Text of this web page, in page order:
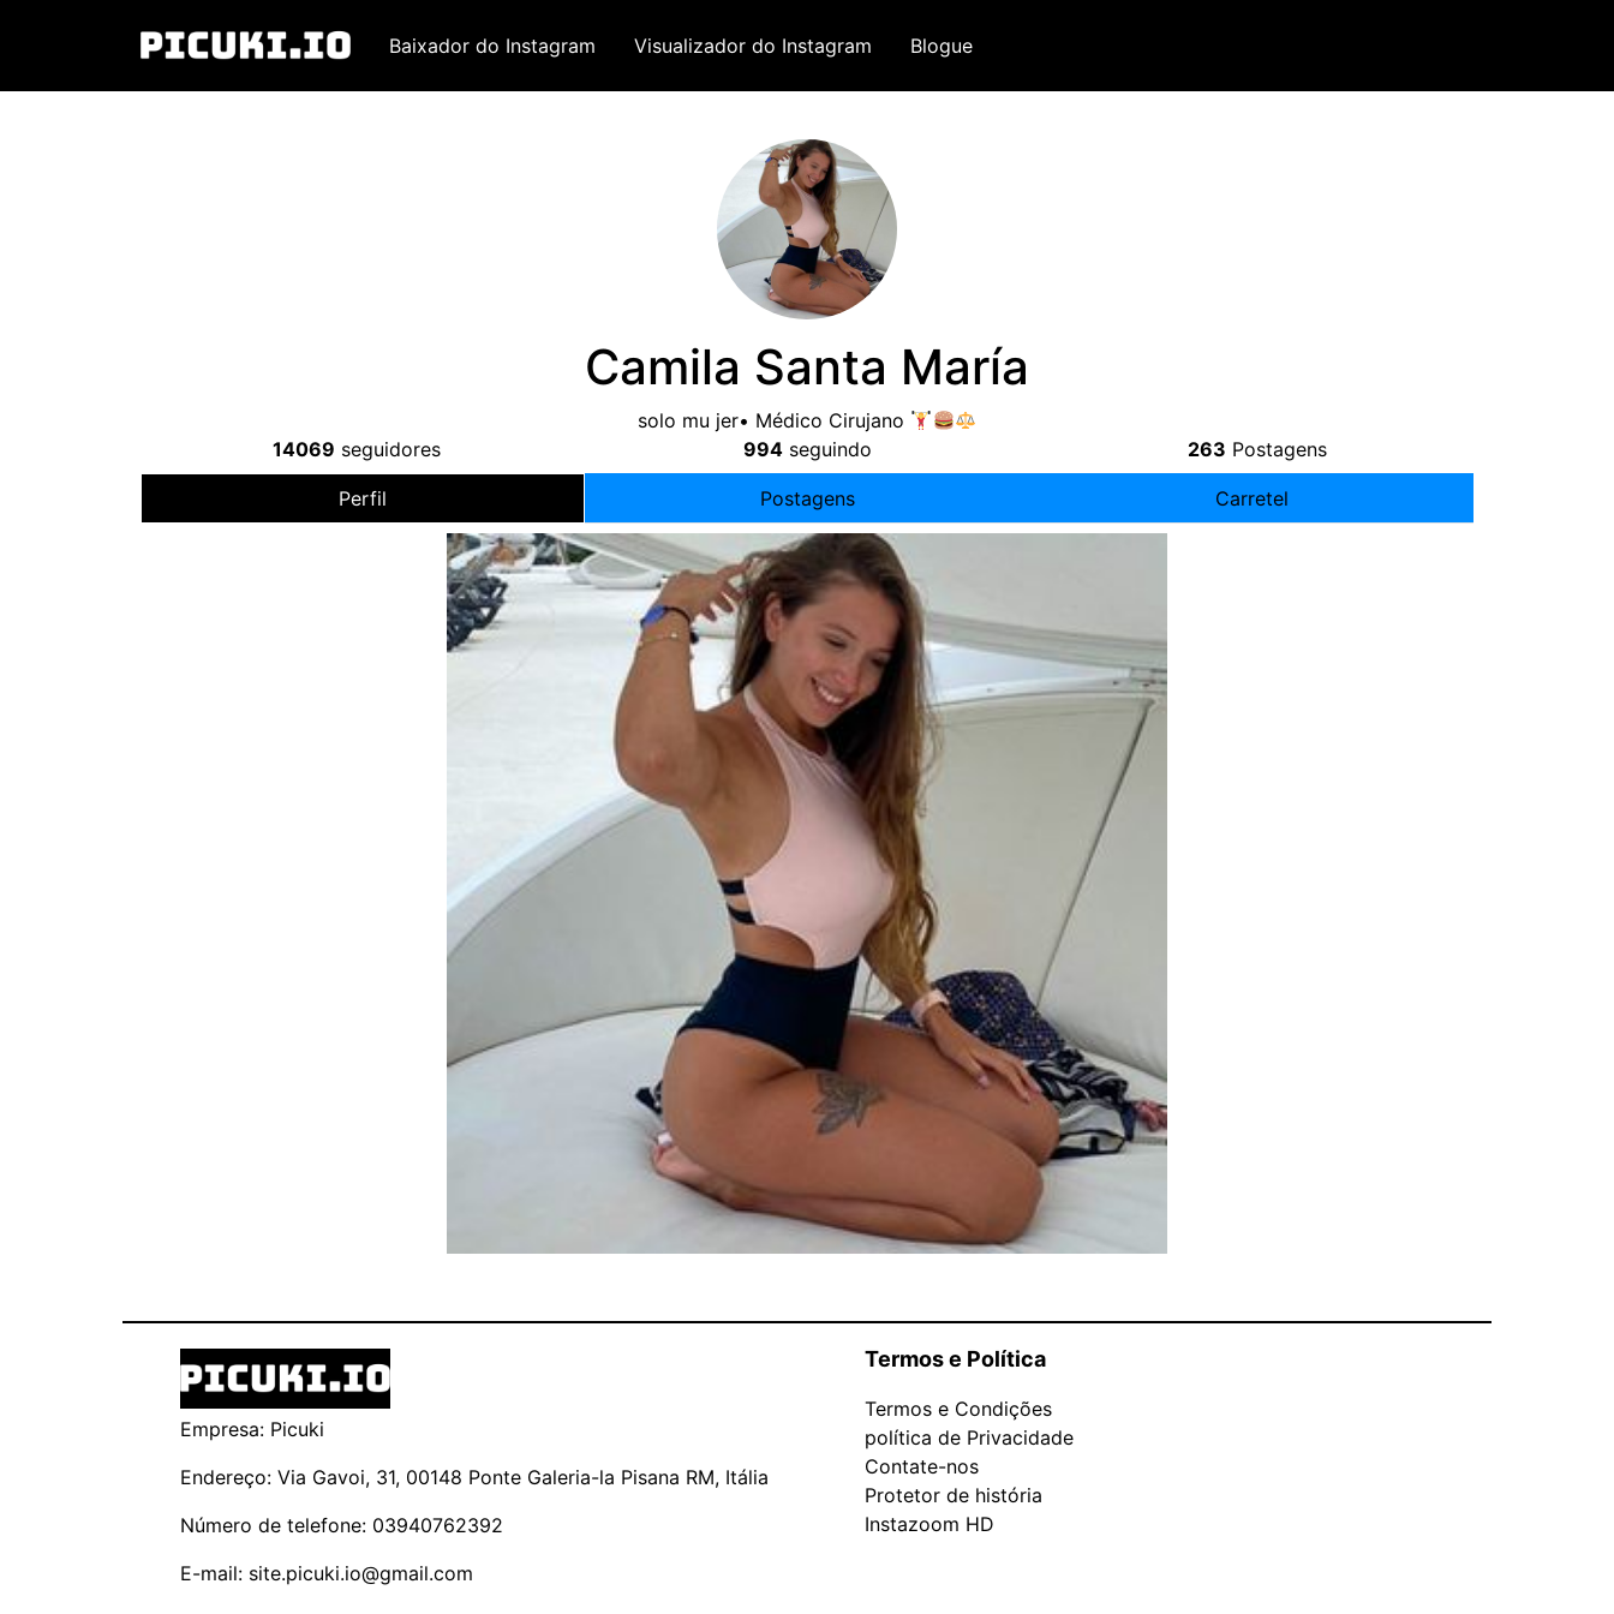
Baixador do Instagram Visualizador do Instagram Blogue
Camila Santa María
solo mu jer• Médico Cirujano
14069 seguidores 994seguindo 263 Postagens
Perfil Postagens Carretel
Empresa: Picuki
Endereço: Via Gavoi, 31, 00148 Ponte Galeria-la Pisana RM, Itália
Número de telefone: 03940762392
E-mail: site.picuki.io@gmail.com
Termos e Política
Termos e Condições
política de Privacidade
Contate-nos
Protetor de história
Instazoom HD